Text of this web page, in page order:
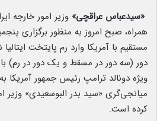
«سیدعباس عراقچی» وزیر امور خارجه
همراه، صبح امروز به منظور برگزاری
مستقیم با آمریکا وارد رم پایتخت
دور (سه دور در مسقط و یک دور در رم) با
ویژه دونالد ترامپ رئیس جمهور آمریکا
میانجی‌گری «سید بدر البوسعیدی» وزیر
کرده است.